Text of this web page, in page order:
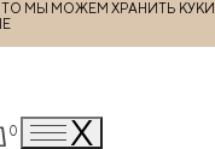
МЫ МОЖЕМ ХРАНИТЬ КУКИ
0